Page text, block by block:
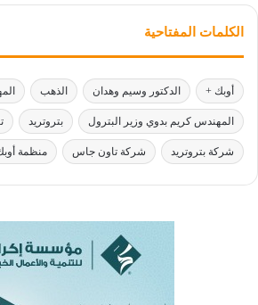
الكلمات المفتاحية
أوبك + الدكتور وسيم وهدان الذهب
المهندس كريم بدوي وزير البترول بتروتريد
شركة بتروتريد شركة تاون جاس منظمة